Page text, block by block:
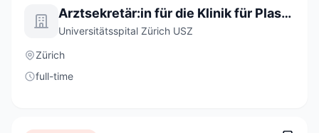
Arztsekretär:in für die Klinik für Plastische Chirurgie und Handchirurgie 80-100%
Universitätsspital Zürich USZ
Zürich
full-time